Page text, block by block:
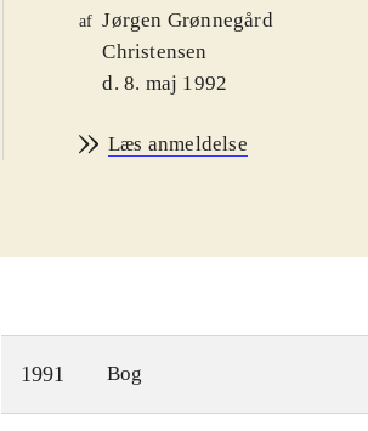
af Jørgen Grønnegård
Christensen
d. 8. maj 1992
Læs anmeldelse
1991 Bog